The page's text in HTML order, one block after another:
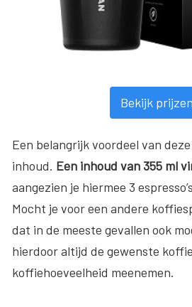
Bekijk
Een belangrijk voordeel van
inhoud. Een inhoud van 355 ml
aangezien je hiermee 3
Mocht je voor een andere
dat in de meeste gevallen ook
hierdoor altijd de gewenste
koffiehoeveelheid meenemen.